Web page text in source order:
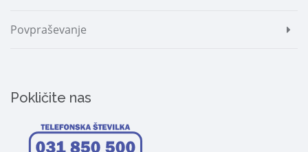
Povpraševanje
Pokličite nas